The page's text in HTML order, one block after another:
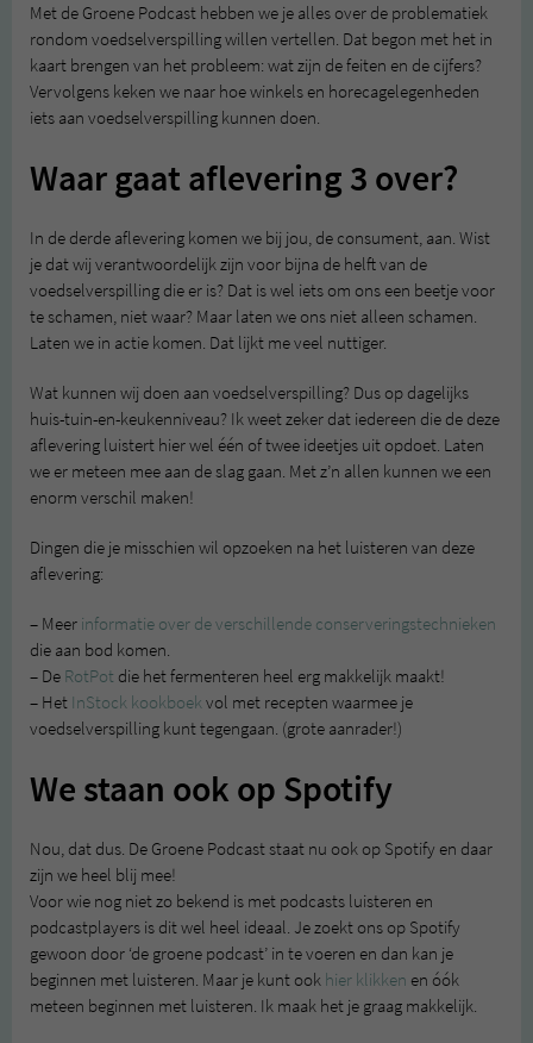
Met de Groene Podcast hebben we je alles over de problematiek
rondom voedselverspilling willen vertellen. Dat begon met het in
kaart brengen van het probleem: wat zijn de feiten en de cijfers?
Vervolgens keken we naar hoe winkels en horecagelegenheden
iets aan voedselverspilling kunnen doen.
Waar gaat aflevering 3 over?
In de derde aflevering komen we bij jou, de consument, aan. Wist
je dat wij verantwoordelijk zijn voor bijna de helft van de
voedselverspilling die er is? Dat is wel iets om ons een beetje voor
te schamen, niet waar? Maar laten we ons niet alleen schamen.
Laten we in actie komen. Dat lijkt me veel nuttiger.
Wat kunnen wij doen aan voedselverspilling? Dus op dagelijks
huis-tuin-en-keukenniveau? Ik weet zeker dat iedereen die de deze
aflevering luistert hier wel één of twee ideetjes uit opdoet. Laten
we er meteen mee aan de slag gaan. Met z’n allen kunnen we een
enorm verschil maken!
Dingen die je misschien wil opzoeken na het luisteren van deze
aflevering:
– Meer informatie over de verschillende conserveringstechnieken
die aan bod komen.
– De RotPot die het fermenteren heel erg makkelijk maakt!
– Het InStock kookboekvol met recepten waarmee je
voedselverspilling kunt tegengaan. (grote aanrader!)
We staan ook op Spotify
Nou, dat dus. De Groene Podcast staat nu ook op Spotify en daar
zijn we heel blij mee!
Voor wie nog niet zo bekend is met podcasts luisteren en
podcastplayers is dit wel heel ideaal. Je zoekt ons op Spotify
gewoon door ‘de groene podcast’ in te voeren en dan kan je
beginnen met luisteren. Maar je kunt ook hier klikken en óók
meteen beginnen met luisteren. Ik maak het je graag makkelijk.